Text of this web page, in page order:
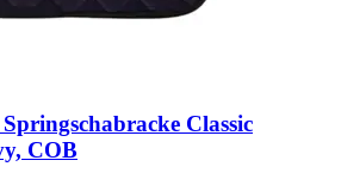
Springschabracke Classic
COB